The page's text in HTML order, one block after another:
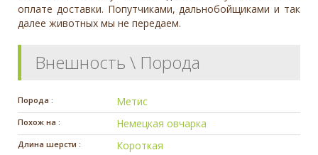
оплате доставки. Попутчиками, дальнобойщиками и так
далее животных мы не передаем.
Внешность \ Порода
Порода : Метис
Похож на : Немецкая овчарка
Длина шерсти : Короткая